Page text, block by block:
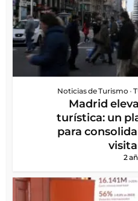
Noticias de Turismo •
Madrid
turística: un
para
2